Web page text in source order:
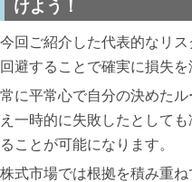
けよう！
今回ご紹介した代表的なリ
回避することで確実に損失を
常に平常心で自分の決めた
え一時的に失敗したとして
ることが可能になります。
株式市場では根拠を積み重